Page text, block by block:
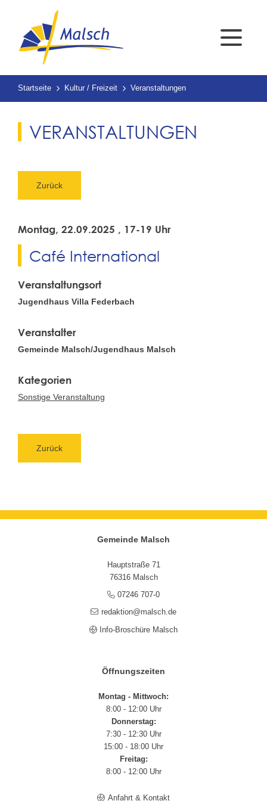
Startseite Kultur / Freizeit Veranstaltungen
VERANSTALTUNGEN
Zurück
Montag, 22.09.2025 , 17-19 Uhr
Café International
Veranstaltungsort
Jugendhaus Villa Federbach
Veranstalter
Gemeinde Malsch/Jugendhaus Malsch
Sonstige Veranstaltung
Zurück
Gemeinde Malsch
Hauptstraße 71
76316 Malsch
07246 707-0
redaktion@malsch.de
Info-Broschüre Malsch
Öffnungszeiten
Montag - Mittwoch:
8:00 - 12:00 Uhr
Donnerstag:
7:30 - 12:30 Uhr
15:00 - 18:00 Uhr
Freitag:
8:00 - 12:00 Uhr
Anfahrt & Kontakt